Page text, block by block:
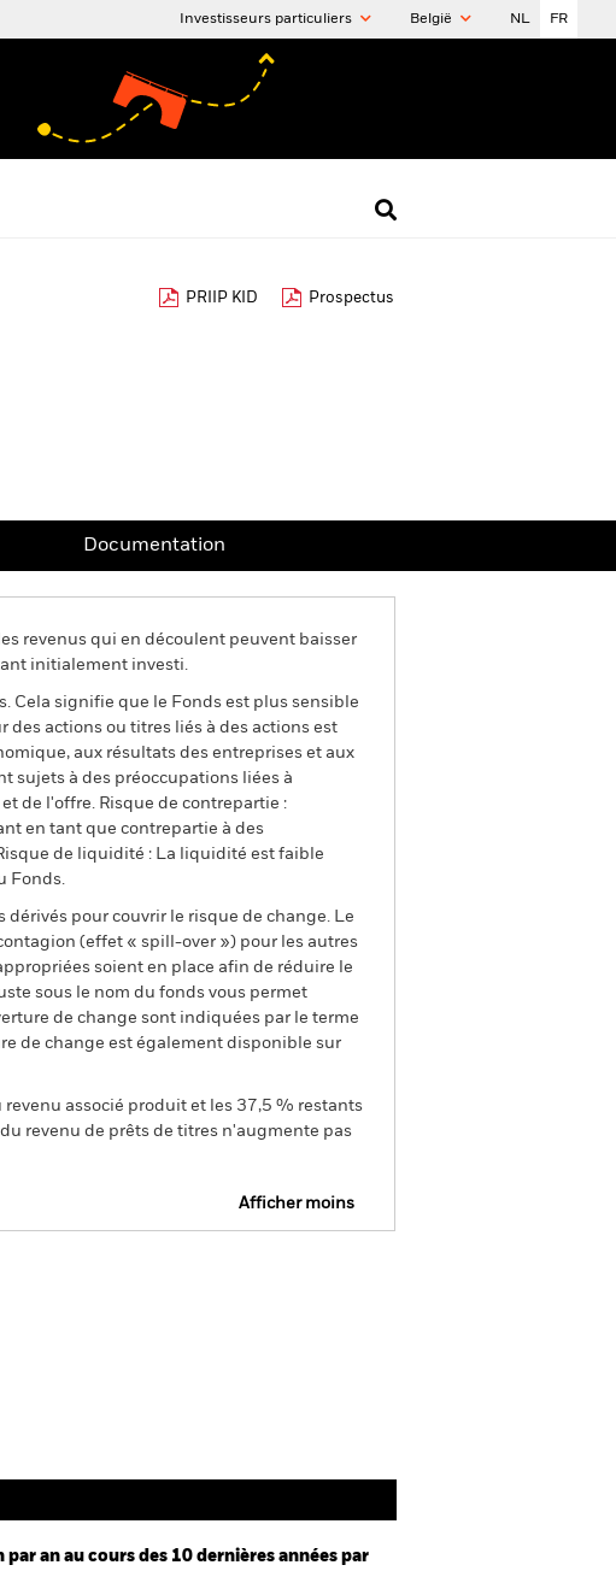
Investisseurs particuliers België NL FR
PRIIP KID Prospectus
Documentation
revenus qui en découlent peuvent baisser
initialement investi.
Cela signifie que le Fonds est plus sensible
actions ou titres liés à des actions est
aux résultats des entreprises et aux
sujets à des préoccupations liées à
de l'offre. Risque de contrepartie :
en tant que contrepartie à des
de liquidité : La liquidité est faible
Fonds.
dérivés pour couvrir le risque de change. Le
(effet « spill-over ») pour les autres
soient en place afin de réduire le
sous le nom du fonds vous permet
de change sont indiquées par le terme
de change est également disponible sur
associé produit et les 37,5 % restants
revenu de prêts de titres n'augmente pas
Afficher moins
an au cours des 10 dernières années par